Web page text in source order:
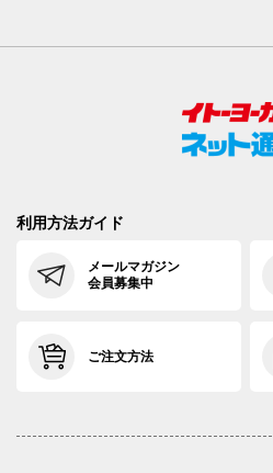
利用方法ガイド
メールマガジン
会員募集中
ご注文方法